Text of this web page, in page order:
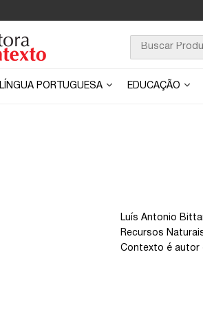
LÍNGUA PORTUGUESA EDUCAÇÃO
Luís Antonio
Recursos
Contexto é autor